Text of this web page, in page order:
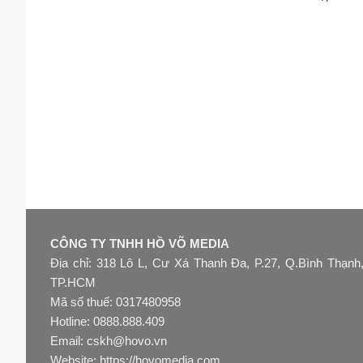
CÔNG TY TNHH HỒ VÕ MEDIA
Địa chỉ: 318 Lô L, Cư Xá Thanh Đa, P.27, Q.Bình Thạnh,
TP.HCM
Mã số thuế: 0317480958
Hotline: 0888.888.409
Email: cskh@hovo.vn
Website: https://hovomedia.com